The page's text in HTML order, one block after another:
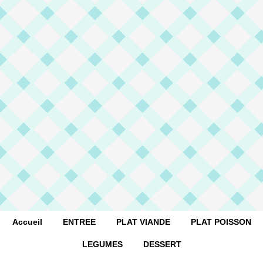
Accueil ENTREE PLAT VIANDE PLAT POISSON
LEGUMES DESSERT